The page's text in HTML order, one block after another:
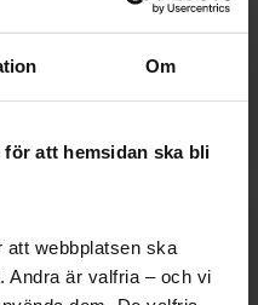
Om
att hemsidan ska bli
att webbplatsen ska
Andra är valfria – och vi
lär du dig mer om
kan använda dem i